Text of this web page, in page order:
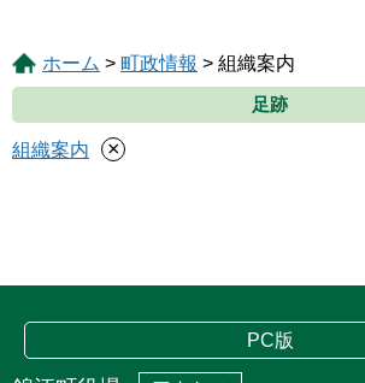
ホーム > 町政情報 > 組織案内
足跡
組織案内 ×
PC版